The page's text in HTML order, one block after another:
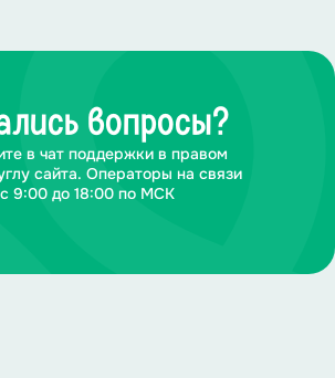
вопросы?
в чат поддержки в правом
сайта. Операторы на связи
с 9:00 до 18:00 по МСК